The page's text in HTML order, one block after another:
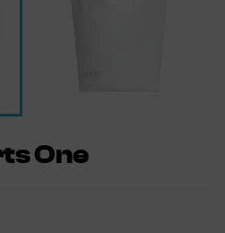
One